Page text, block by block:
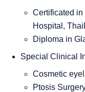
Certificated
Hospital,
Diploma in
Special Clinical
Cosmetic
Ptosis